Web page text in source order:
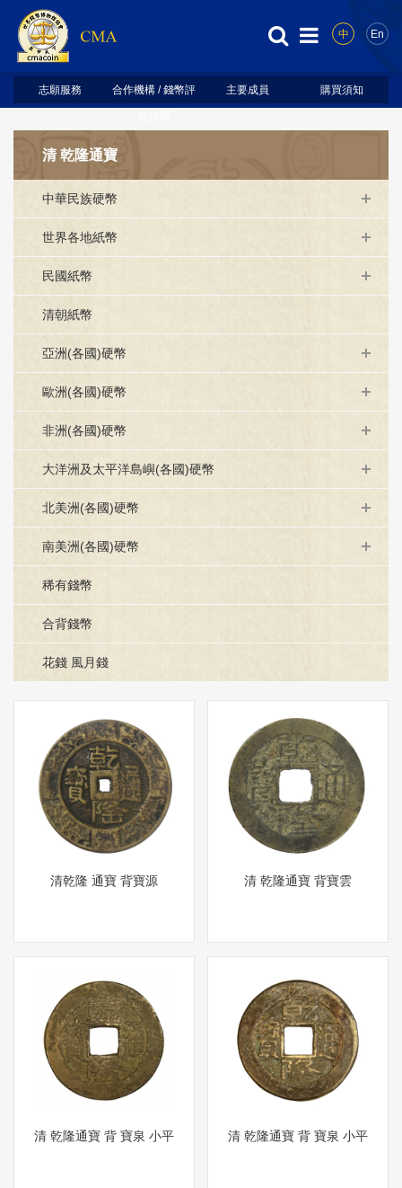
中 En
志願服務 合作機構 / 錢幣評 主要成員 購買須知
清 乾隆通寶
中華民族硬幣
世界各地紙幣
民國紙幣
清朝紙幣
亞洲(各國)硬幣
歐洲(各國)硬幣
非洲(各國)硬幣
大洋洲及太平洋島嶼(各國)硬幣
北美洲(各國)硬幣
南美洲(各國)硬幣
稀有錢幣
合背錢幣
花錢 風月錢
清乾隆 通寶 背寶源 清 乾隆通寶 背寶雲
清 乾隆通寶 背 寶泉 小平 清 乾隆通寶 背 寶泉 小平